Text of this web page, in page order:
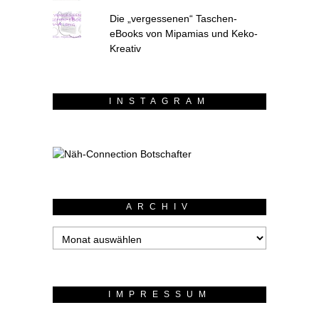
Die „vergessenen“ Taschen-
eBooks von Mipamias und Keko-
Kreativ
INSTAGRAM
ARCHIV
IMPRESSUM